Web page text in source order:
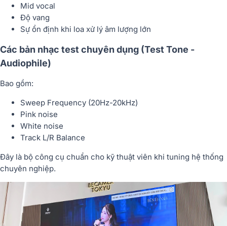
Mid vocal
Độ vang
Sự ổn định khi loa xử lý âm lượng lớn
Các bản nhạc test chuyên dụng (Test Tone -
Audiophile)
Bao gồm:
Sweep Frequency (20Hz-20kHz)
Pink noise
White noise
Track L/R Balance
Đây là bộ công cụ chuẩn cho kỹ thuật viên khi tuning hệ thống
chuyên nghiệp.